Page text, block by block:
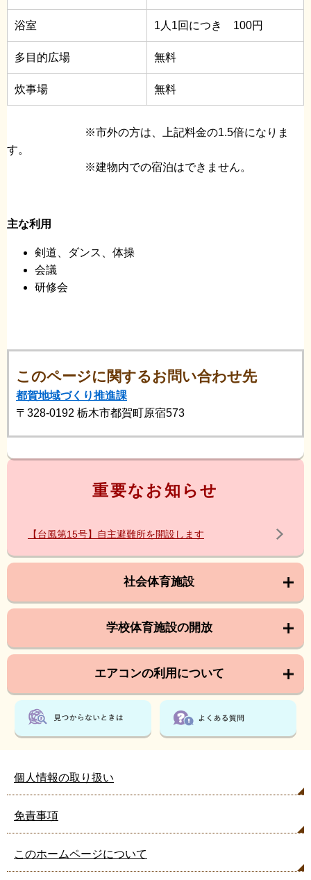
浴室 1人1回につき 100円
多目的広場 無料
炊事場 無料
※市外の方は、上記料金の1.5倍になりま
す。
※建物内での宿泊はできません。
主な利用
剣道、ダンス、体操
会議
研修会
このページに関するお問い合わせ先
都賀地域づくり推進課
〒328-0192 栃木市都賀町原宿573
重要なお知らせ
【台風第15号】自主避難所を開設します
社会体育施設
学校体育施設の開放
エアコンの利用について
個人情報の取り扱い
免責事項
このホームページについて